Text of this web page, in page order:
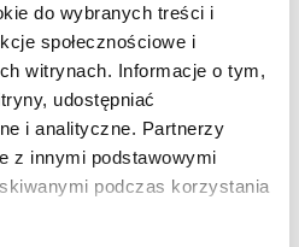
do wybranych treści i
społecznościowe i
witrynach. Informacje o tym,
udostępniać
i analityczne. Partnerzy
z innymi podstawowymi
podczas korzystania
oferty